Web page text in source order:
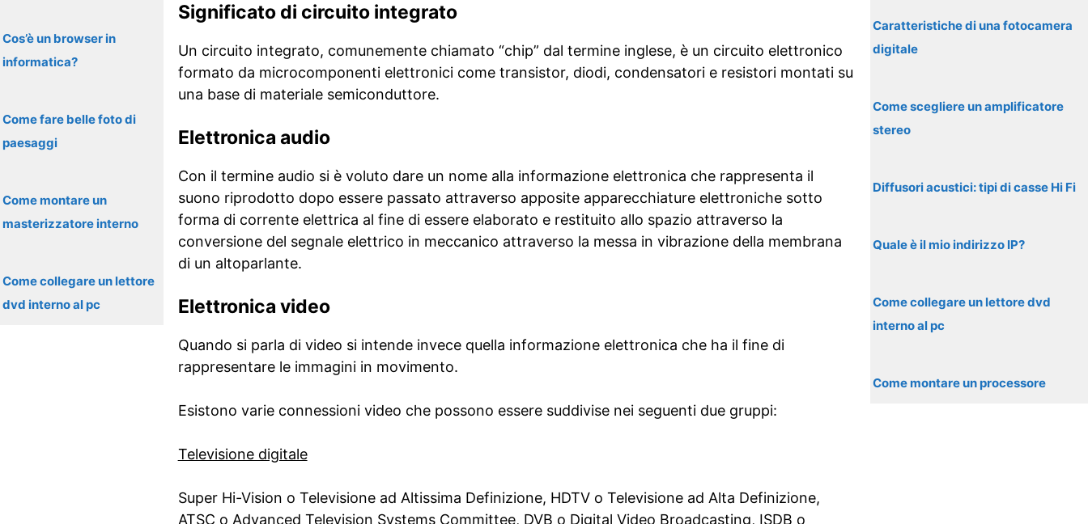
Significato di circuito integrato
Un circuito integrato, comunemente chiamato “chip” dal termine inglese, è un circuito elettronico
formato da microcomponenti elettronici come transistor, diodi, condensatori e resistori montati su
una base di materiale semiconduttore.
Elettronica audio
Con il termine audio si è voluto dare un nome alla informazione elettronica che rappresenta il
suono riprodotto dopo essere passato attraverso apposite apparecchiature elettroniche sotto
forma di corrente elettrica al fine di essere elaborato e restituito allo spazio attraverso la
conversione del segnale elettrico in meccanico attraverso la messa in vibrazione della membrana
di un altoparlante.
Elettronica video
Quando si parla di video si intende invece quella informazione elettronica che ha il fine di
rappresentare le immagini in movimento.
Esistono varie connessioni video che possono essere suddivise nei seguenti due gruppi:
Televisione digitale
Super Hi-Vision o Televisione ad Altissima Definizione, HDTV o Televisione ad Alta Definizione,
ATSC o Advanced Television Systems Committee, DVB o Digital Video Broadcasting, ISDB o
Cos’è un browser in
informatica?
Come fare belle foto di
paesaggi
Come montare un
masterizzatore interno
Come collegare un lettore
dvd interno al pc
Caratteristiche di una fotocamera
digitale
Come scegliere un amplificatore
stereo
Diffusori acustici: tipi di casse Hi Fi
Quale è il mio indirizzo IP?
Come collegare un lettore dvd
interno al pc
Come montare un processore